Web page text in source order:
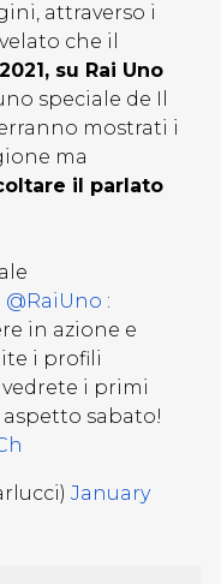
attraverso i
che il
su Rai Uno
speciale de Il
mostrati i
ma
il parlato
@RaiUno :
in azione e
i profili
vedrete i primi
sabato!
January